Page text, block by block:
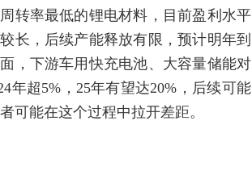
转率最低的锂电材料，目前盈利水平
长，后续产能释放有限，预计明年到
，下游车用快充电池、大容量储能对
年超5%，25年有望达20%，后续可能
可能在这个过程中拉开差距。